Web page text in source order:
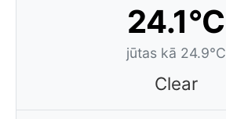
24.1°C
jūtas kā 24.9°C
Clear